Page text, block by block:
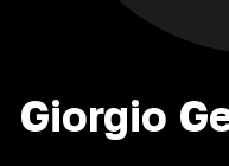
Giorgio